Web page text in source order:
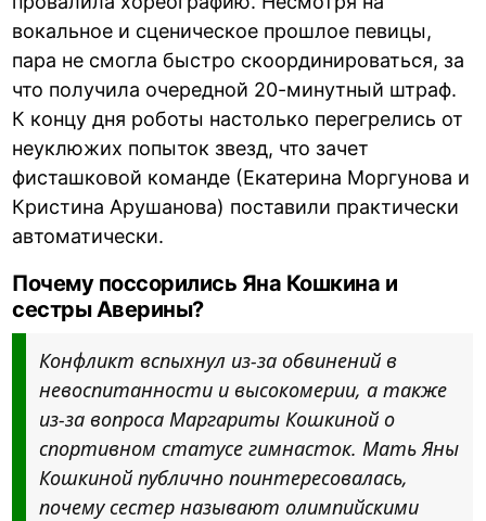
вокальное и сценическое прошлое певицы,
пара не смогла быстро скоординироваться, за
что получила очередной 20-минутный штраф.
К концу дня роботы настолько перегрелись от
неуклюжих попыток звезд, что зачет
фисташковой команде (Екатерина Моргунова и
Кристина Арушанова) поставили практически
автоматически.
Почему поссорились Яна Кошкина и
сестры Аверины?
Конфликт вспыхнул из-за обвинений в
невоспитанности и высокомерии, а также
из-за вопроса Маргариты Кошкиной о
спортивном статусе гимнасток. Мать Яны
Кошкиной публично поинтересовалась,
почему сестер называют олимпийскими